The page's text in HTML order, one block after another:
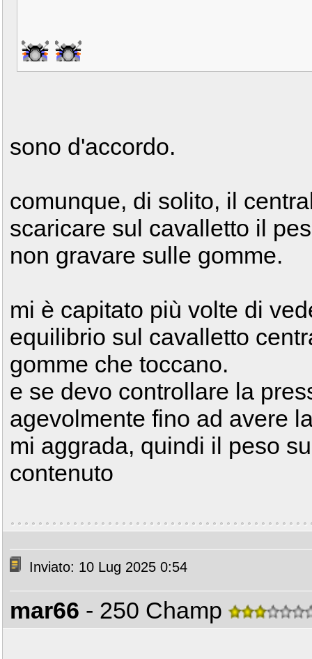
sono d'accordo.
comunque, di solito, il
scaricare sul cavalletto il
non gravare sulle gomme.
mi è capitato più volte di
equilibrio sul cavalletto
gomme che toccano.
e se devo controllare la
agevolmente fino ad avere
mi aggrada, quindi il peso
contenuto
Inviato: 10 Lug 2025 0:54
mar66 - 250 Champ